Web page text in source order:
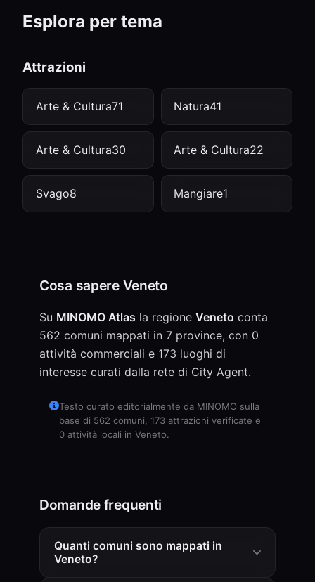
Esplora per tema
Attrazioni
Arte & Cultura71 Natura41
Arte & Cultura30 Arte & Cultura22
Svago8 Mangiare1
Cosa sapere Veneto
Su MINOMO Atlas la regione Veneto conta
562 comuni mappati in 7 province, con 0
attività commerciali e 173 luoghi di
interesse curati dalla rete di City Agent.
Testo curato editorialmente da MINOMO sulla
base di 562 comuni, 173 attrazioni verificate e
0 attività locali in Veneto.
Domande frequenti
Quanti comuni sono mappati in
Veneto?